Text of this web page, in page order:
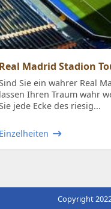
Madrid Stadion
Sie ein wahrer Real
Ihren Traum wahr
jede Ecke des riesig...
Copyright